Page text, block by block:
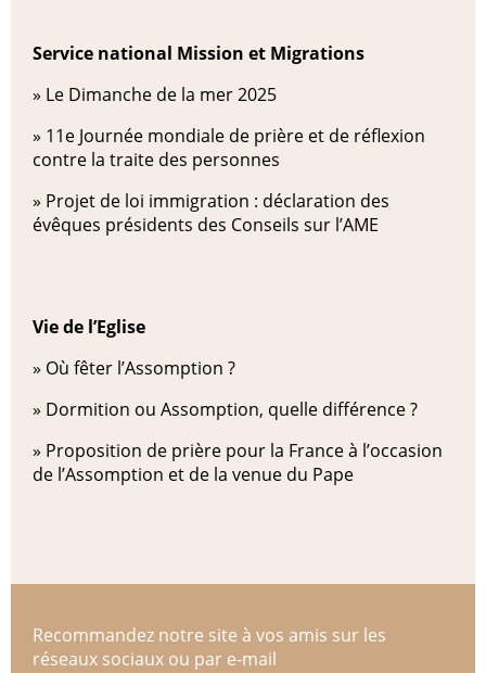
Service national Mission et Migrations
» Le Dimanche de la mer 2025
» 11e Journée mondiale de prière et de réflexion
contre la traite des personnes
» Projet de loi immigration : déclaration des
évêques présidents des Conseils sur l’AME
Vie de l’Eglise
» Où fêter l’Assomption ?
» Dormition ou Assomption, quelle différence ?
» Proposition de prière pour la France à l’occasion
de l’Assomption et de la venue du Pape
Recommandez notre site à vos amis sur les
réseaux sociaux ou par e-mail